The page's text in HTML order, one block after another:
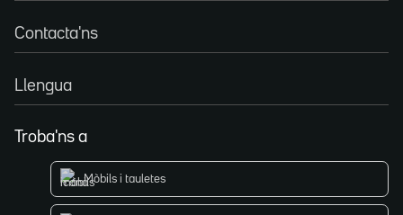
Contacta'ns
Llengua
Troba'ns a
Mòbils i tauletes